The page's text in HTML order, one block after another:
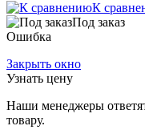
К
Под заказ
Ошибка
Закрыть окно
Узнать цену
Наши менеджеры
товару.